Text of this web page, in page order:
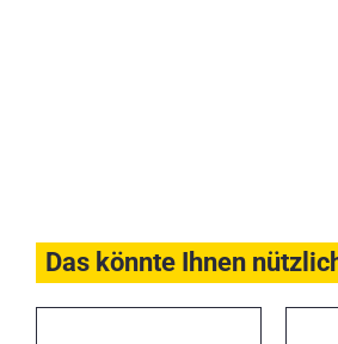
Das könnte Ihnen